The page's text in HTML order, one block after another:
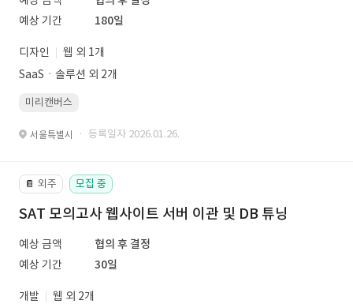
예상 기간
180일
디자인
웹 외 1개
SaaSㆍ솔루션 외 2개
미리캔버스
서울특별시 · 등록일자 2026.01.26.
📔 외주 모집 중
SAT 모의고사 웹사이트 서버 이관 및 DB 튜닝
예상 금액
협의 후 결정
예상 기간
30일
개발
웹 외 2개